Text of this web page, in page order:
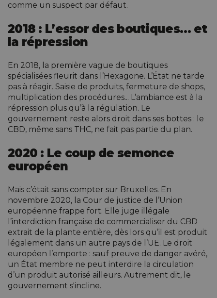
comme un suspect par défaut.
2018 : L’essor des boutiques… et
la répression
En 2018, la première vague de boutiques
spécialisées fleurit dans l’Hexagone. L’État ne tarde
pas à réagir. Saisie de produits, fermeture de shops,
multiplication des procédures... L’ambiance est à la
répression plus qu’à la régulation. Le
gouvernement reste alors droit dans ses bottes : le
CBD, même sans THC, ne fait pas partie du plan.
2020 : Le coup de semonce
européen
Mais c’était sans compter sur Bruxelles. En
novembre 2020, la Cour de justice de l’Union
européenne frappe fort. Elle juge illégale
l’interdiction française de commercialiser du CBD
extrait de la plante entière, dès lors qu’il est produit
légalement dans un autre pays de l’UE. Le droit
européen l’emporte : sauf preuve de danger avéré,
un État membre ne peut interdire la circulation
d’un produit autorisé ailleurs. Autrement dit, le
gouvernement s'incline.